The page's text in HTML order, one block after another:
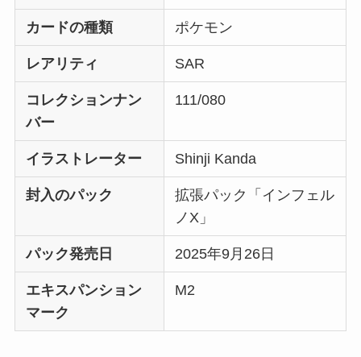
カードの種類 ポケモン
レアリティ SAR
コレクションナン
バー
111/080
イラストレーター Shinji Kanda
封入のパック
拡張パック「インフェル
ノX」
パック発売日 2025年9月26日
エキスパンション
マーク
M2